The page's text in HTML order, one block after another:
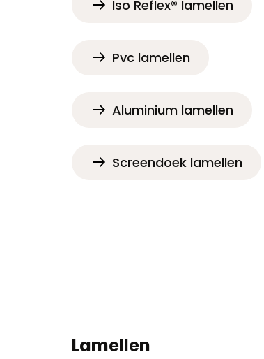
Iso Reflex® lamellen
Pvc lamellen
Aluminium lamellen
Screendoek lamellen
Lamellen